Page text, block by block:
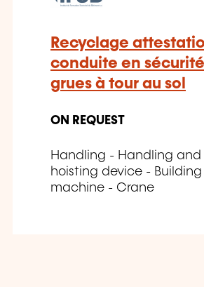
Recyclage
conduite en
grues à tour au sol
ON REQUEST
Handling - Handling and
hoisting device - Building
machine - Crane